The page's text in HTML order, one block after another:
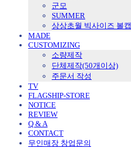
군모
SUMMER
상상초월 빅사이즈 볼캡
MADE
CUSTOMIZING
소량제작
단체제작(50개이상)
주문서 작성
TV
FLAGSHIP-STORE
NOTICE
REVIEW
Q & A
CONTACT
무인매장 창업문의